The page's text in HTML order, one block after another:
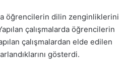
öğrencilerin dilin zenginliklerini
çalışmalarda öğrencilerin
çalışmalardan elde edilen
gösterdi.